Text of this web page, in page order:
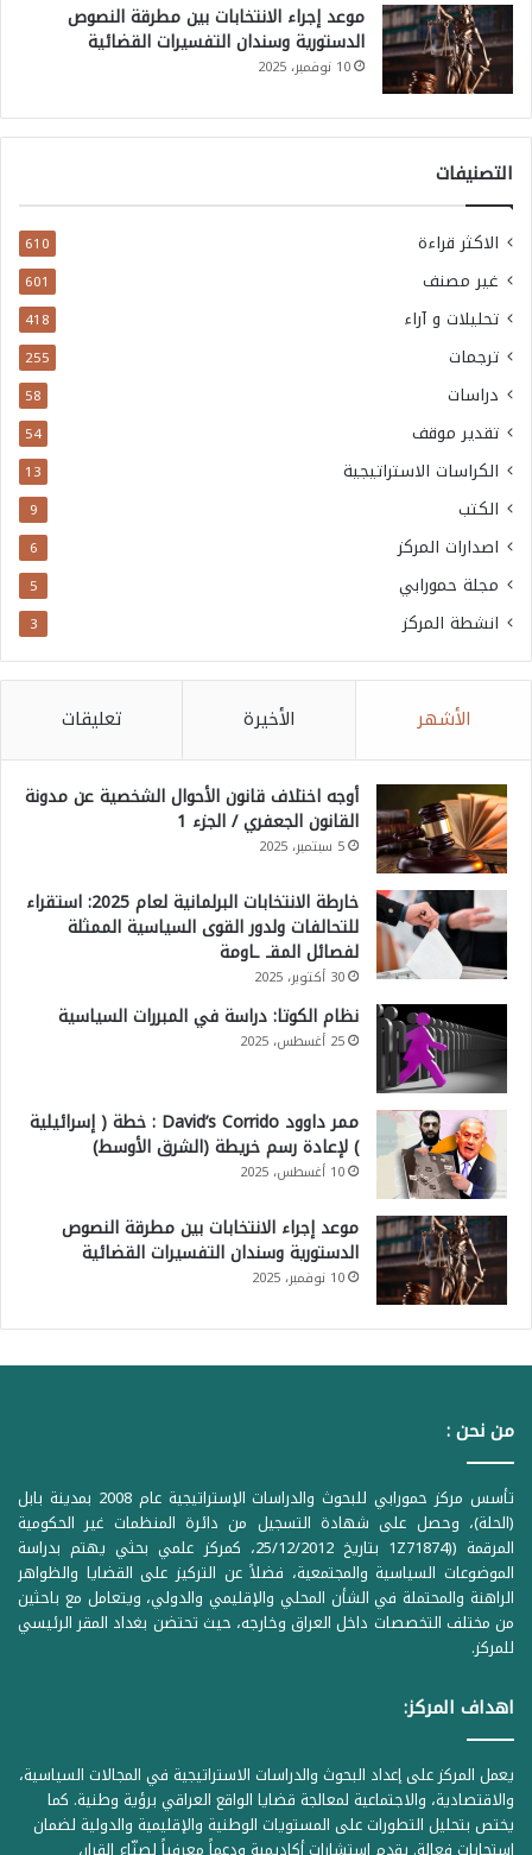
موعد إجراء الانتخابات بين مطرقة النصوص
الدستورية وسندان التفسيرات القضائية
10 نوفمبر، 2025
التصنيفات
الاكثر قراءة 610
غير مصنف 601
تحليلات و آراء 418
ترجمات 255
دراسات 58
تقدير موقف 54
الكراسات الاستراتيجية 13
الكتب 9
اصدارات المركز 6
مجلة حمورابي 5
انشطة المركز 3
الأشهر الأخيرة تعليقات
أوجه اختلاف قانون الأحوال الشخصية عن مدونة
القانون الجعفري / الجزء 1
5 سبتمبر، 2025
خارطة الانتخابات البرلمانية لعام 2025: استقراء
للتحالفات ولدور القوى السياسية الممثلة
لفصائل المقـ ـاومة
30 أكتوبر، 2025
نظام الكوتا: دراسة في المبررات السياسية
25 أغسطس، 2025
ممر داوود David’s Corrido : خطة ( إسرائيلية
) لإعادة رسم خريطة (الشرق الأوسط)
10 أغسطس، 2025
موعد إجراء الانتخابات بين مطرقة النصوص
الدستورية وسندان التفسيرات القضائية
10 نوفمبر، 2025
من نحن :
تأسس مركز حمورابي للبحوث والدراسات الإستراتيجية عام 2008 بمدينة بابل
(الحلة)، وحصل على شهادة التسجيل من دائرة المنظمات غير الحكومية
المرقمة ((1Z71874 بتاريخ 25/12/2012، كمركز علمي بحثي يهتم بدراسة
الموضوعات السياسية والمجتمعية، فضلاً عن التركيز على القضايا والظواهر
الراهنة والمحتملة في الشأن المحلي والإقليمي والدولي، ويتعامل مع باحثين
من مختلف التخصصات داخل العراق وخارجه، حيث تحتضن بغداد المقر الرئيسي
للمركز.
اهداف المركز:
يعمل المركز على إعداد البحوث والدراسات الاستراتيجية في المجالات السياسية،
والاقتصادية، والاجتماعية لمعالجة قضايا الواقع العراقي برؤية وطنية. كما
يختص بتحليل التطورات على المستويات الوطنية والإقليمية والدولية لضمان